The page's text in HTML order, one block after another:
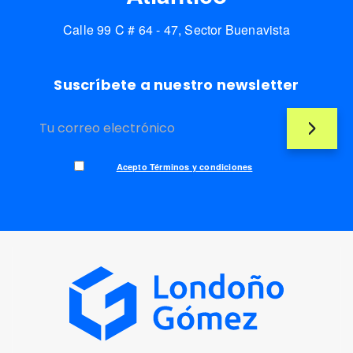
Calle 99 C # 64 - 47, Sector Buenavista
Suscríbete a nuestro newsletter
Acepto Términos y condiciones